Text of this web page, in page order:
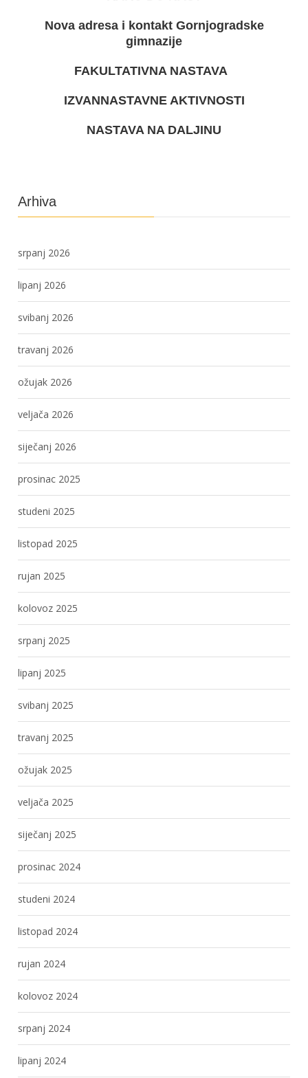
Nova adresa i kontakt Gornjogradske
gimnazije
FAKULTATIVNA NASTAVA
IZVANNASTAVNE AKTIVNOSTI
NASTAVA NA DALJINU
Arhiva
srpanj 2026
lipanj 2026
svibanj 2026
travanj 2026
ožujak 2026
veljača 2026
siječanj 2026
prosinac 2025
studeni 2025
listopad 2025
rujan 2025
kolovoz 2025
srpanj 2025
lipanj 2025
svibanj 2025
travanj 2025
ožujak 2025
veljača 2025
siječanj 2025
prosinac 2024
studeni 2024
listopad 2024
rujan 2024
kolovoz 2024
srpanj 2024
lipanj 2024